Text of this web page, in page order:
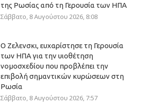
της Ρωσίας από τη Γερουσία των ΗΠΑ
Σάββατο, 8 Αυγούστου 2026, 8:08
Ο Ζελενσκι, ευχαρίστησε τη Γερουσία
των ΗΠΑ για την υιοθέτηση
νομοσχεδίου που προβλέπει την
επιβολή σημαντικών κυρώσεων στη
Ρωσία
Σάββατο, 8 Αυγούστου 2026, 7:57